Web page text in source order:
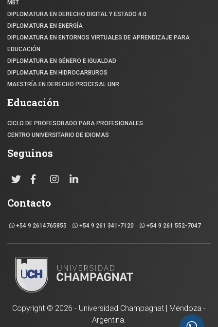
MBT
DIPLOMATURA EN DERECHO DIGITAL Y ESTADO 4.0
DIPLOMATURA EN ENERGÍA
DIPLOMATURA EN ENTORNOS VIRTUALES DE APRENDIZAJE PARA
EDUCACIÓN
DIPLOMATURA EN GÉNERO E IGUALDAD
DIPLOMATURA EN HIDROCARBUROS
MAESTRÍA EN DERECHO PROCESAL UNR
Educación
CICLO DE PROFESORADO PARA PROFESIONALES
CENTRO UNIVERSITARIO DE IDIOMAS
Seguinos
Contacto
+54 9 2614765855 +54 9 261 341-7120 +54 9 261 552-7047
Copyright © 2026 - Universidad Champagnat | Mendoza -
Argentina.